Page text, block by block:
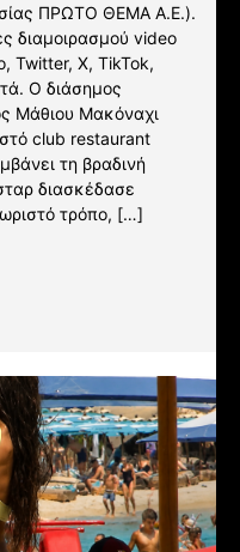
ΠΡΩΤΟ ΘΕΜΑ A.E.).
διαμοιρασμού video
Twitter, X, TikTok,
Ο διάσημος
Μάθιου Μακόναχι
club restaurant
τη βραδινή
διασκέδασε
τρόπο, […]